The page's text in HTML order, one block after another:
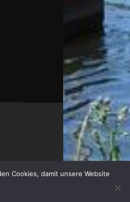
Cookies, damit unsere Website